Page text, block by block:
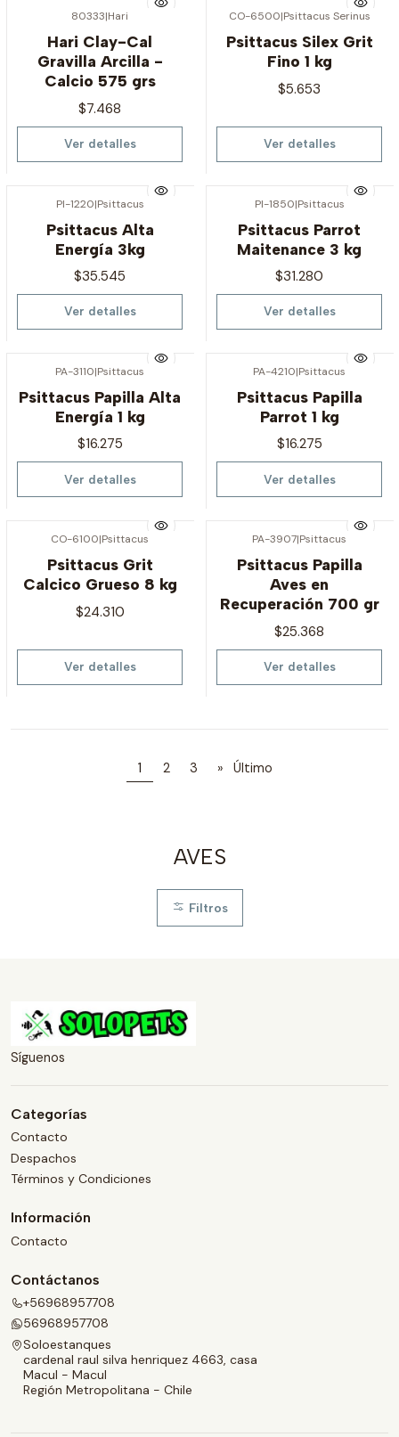
80333|Hari
Hari Clay-Cal
Gravilla Arcilla -
Calcio 575 grs
$7.468
Ver detalles
CO-6500|Psittacus Serinus
Psittacus Silex Grit
Fino 1 kg
$5.653
Ver detalles
PI-1220|Psittacus
Psittacus Alta
Energía 3kg
$35.545
Ver detalles
PI-1850|Psittacus
Psittacus Parrot
Maitenance 3 kg
$31.280
Ver detalles
PA-3110|Psittacus
Psittacus Papilla Alta
Energía 1 kg
$16.275
Ver detalles
PA-4210|Psittacus
Psittacus Papilla
Parrot 1 kg
$16.275
Ver detalles
CO-6100|Psittacus
Psittacus Grit
Calcico Grueso 8 kg
$24.310
Ver detalles
PA-3907|Psittacus
Psittacus Papilla
Aves en
Recuperación 700 gr
$25.368
Ver detalles
1 2 3 » Último
AVES
Filtros
Síguenos
Categorías
Contacto
Despachos
Términos y Condiciones
Información
Contacto
Contáctanos
+56968957708
56968957708
Soloestanques
cardenal raul silva henriquez 4663, casa
Macul - Macul
Región Metropolitana - Chile